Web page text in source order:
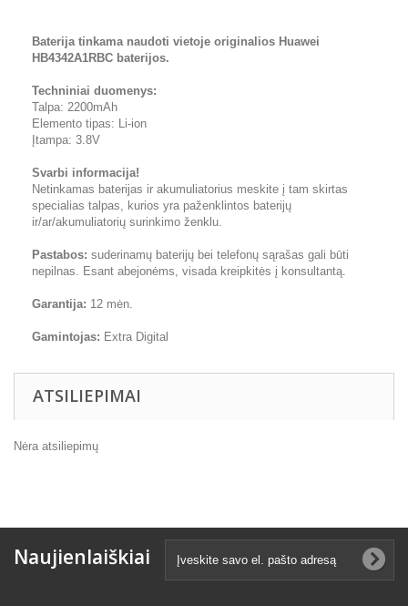
Baterija tinkama naudoti vietoje originalios Huawei
HB4342A1RBC baterijos.
Techniniai duomenys:
Talpa: 2200mAh
Elemento tipas: Li-ion
Įtampa: 3.8V
Svarbi informacija!
Netinkamas baterijas ir akumuliatorius meskite į tam skirtas
specialias talpas, kurios yra paženklintos baterijų
ir/ar/akumuliatorių surinkimo ženklu.
Pastabos: suderinamų baterijų bei telefonų sąrašas gali būti
nepilnas. Esant abejonėms, visada kreipkitės į konsultantą.
Garantija: 12 mėn.
Gamintojas: Extra Digital
ATSILIEPIMAI
Nėra atsiliepimų
Naujienlaiškiai